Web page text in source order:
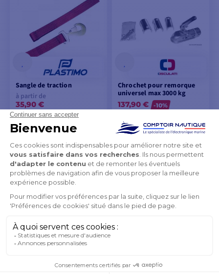
Sangle de traction
à partir de
35,90 €
36,48 €
EN STOCK SOUS 48H/72H
VOIR LES MODÈLES
Chrochet pour remorque
universel max 3000 kg
137,90 €
-10%
EN STOCK SOUS 8 À 10 JOURS
VOIR LES MODÈLES
Attache remorque